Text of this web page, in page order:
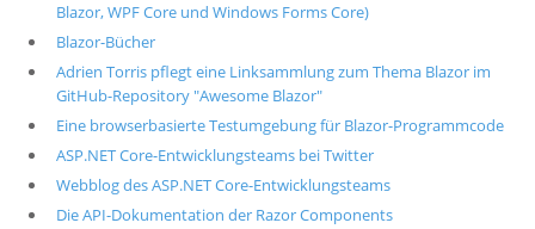
Blazor, WPF Core und Windows Forms Core)
Blazor-Bücher
Adrien Torris pflegt eine Linksammlung zum Thema Blazor im
GitHub-Repository "Awesome Blazor"
Eine browserbasierte Testumgebung für Blazor-Programmcode
ASP.NET Core-Entwicklungsteams bei Twitter
Webblog des ASP.NET Core-Entwicklungsteams
Die API-Dokumentation der Razor Components